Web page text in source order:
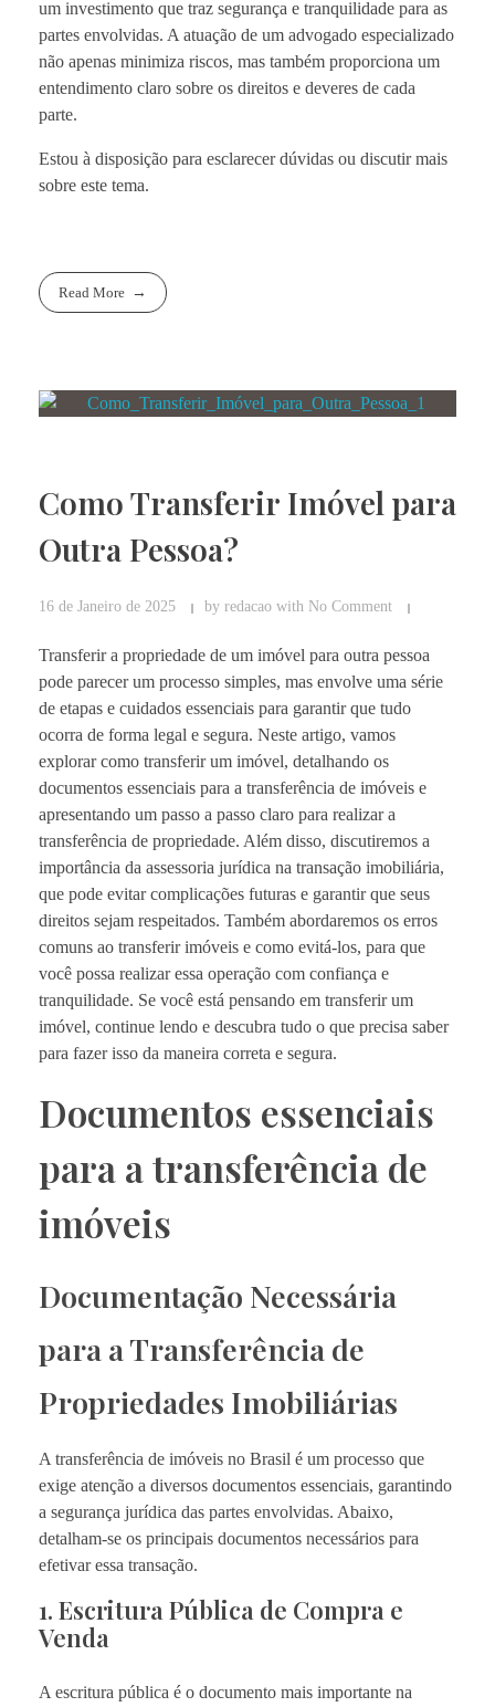
um investimento que traz segurança e tranquilidade para as
partes envolvidas. A atuação de um advogado especializado
não apenas minimiza riscos, mas também proporciona um
entendimento claro sobre os direitos e deveres de cada
parte.
Estou à disposição para esclarecer dúvidas ou discutir mais
sobre este tema.
Read More
Como Transferir Imóvel para
Outra Pessoa?
16 de Janeiro de 2025 by redacao with No Comment
Transferir a propriedade de um imóvel para outra pessoa
pode parecer um processo simples, mas envolve uma série
de etapas e cuidados essenciais para garantir que tudo
ocorra de forma legal e segura. Neste artigo, vamos
explorar como transferir um imóvel, detalhando os
documentos essenciais para a transferência de imóveis e
apresentando um passo a passo claro para realizar a
transferência de propriedade. Além disso, discutiremos a
importância da assessoria jurídica na transação imobiliária,
que pode evitar complicações futuras e garantir que seus
direitos sejam respeitados. Também abordaremos os erros
comuns ao transferir imóveis e como evitá-los, para que
você possa realizar essa operação com confiança e
tranquilidade. Se você está pensando em transferir um
imóvel, continue lendo e descubra tudo o que precisa saber
para fazer isso da maneira correta e segura.
Documentos essenciais
para a transferência de
imóveis
Documentação Necessária
para a Transferência de
Propriedades Imobiliárias
A transferência de imóveis no Brasil é um processo que
exige atenção a diversos documentos essenciais, garantindo
a segurança jurídica das partes envolvidas. Abaixo,
detalham-se os principais documentos necessários para
efetivar essa transação.
1. Escritura Pública de Compra e
Venda
A escritura pública é o documento mais importante na